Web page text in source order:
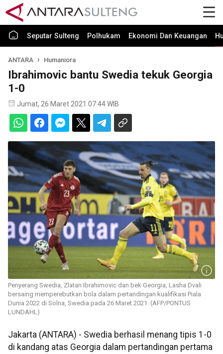
Seputar Sulteng Polhukam Ekonomi Dan Keuangan
ANTARA Humaniora
Ibrahimovic bantu Swedia tekuk Georgia
1-0
Jumat, 26 Maret 2021 07:44 WIB
Penyerang Swedia, Zlatan Ibrahimovic dan bek Georgia, Lasha Dvali
bersaing memperebutkan bola dalam pertandingan kualifikasi Piala
Dunia 2022 di Solna, Swedia pada 26 Maret 2021. (AFP/PONTUS
LUNDAHL)
Jakarta (ANTARA) - Swedia berhasil menang tipis 1-0
di kandang atas Georgia dalam pertandingan pertama